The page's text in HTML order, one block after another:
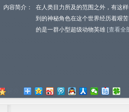
内容简介：
在人类目力所及的范围之外，有这
到的神秘角色在这个世界经历着艰
的是一群小型超级动物英雄 [查看全